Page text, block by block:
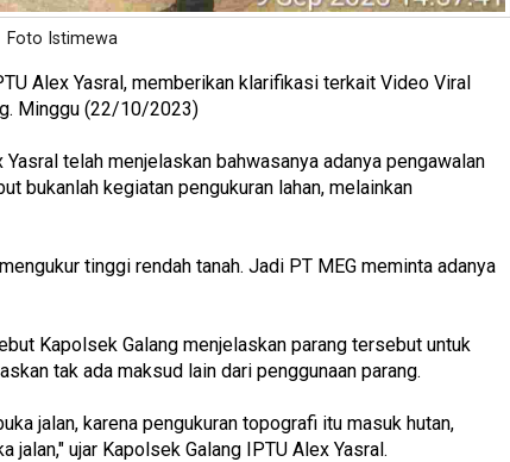
Foto Istimewa
Alex Yasral, memberikan klarifikasi terkait Video Viral
Minggu (22/10/2023)
telah menjelaskan bahwasanya adanya pengawalan
bukanlah kegiatan pengukuran lahan, melainkan
tinggi rendah tanah. Jadi PT MEG meminta adanya
Kapolsek Galang menjelaskan parang tersebut untuk
tak ada maksud lain dari penggunaan parang.
jalan, karena pengukuran topografi itu masuk hutan,
jalan," ujar Kapolsek Galang IPTU Alex Yasral.